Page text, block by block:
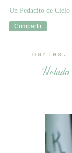
Un Pedacito de Cielo
Compartir
martes,